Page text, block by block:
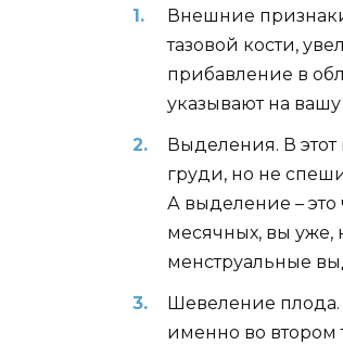
Внешние
тазовой кости,
прибавление в
указывают на
Выделения. В
груди, но не
А выделение – это
месячных, вы уже,
менструальные
Шевеление плода.
именно во втором